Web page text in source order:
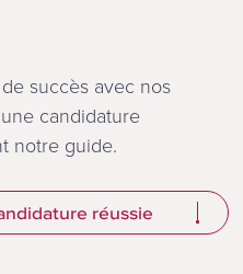
succès avec nos
candidature
notre guide.
réussie